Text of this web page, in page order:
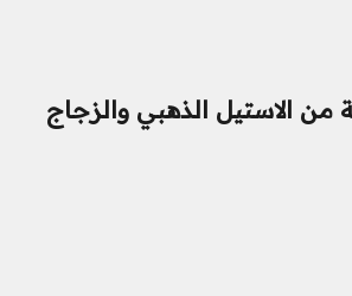
من الاستيل الذهبي والزجاج